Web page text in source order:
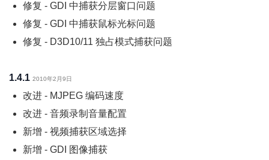
修复 - GDI 中捕获分层窗口问题
修复 - GDI 中捕获鼠标光标问题
修复 - D3D10/11 独占模式捕获问题
1.4.1 2010年2月9日
改进 - MJPEG 编码速度
改进 - 音频录制音量配置
新增 - 视频捕获区域选择
新增 - GDI 图像捕获